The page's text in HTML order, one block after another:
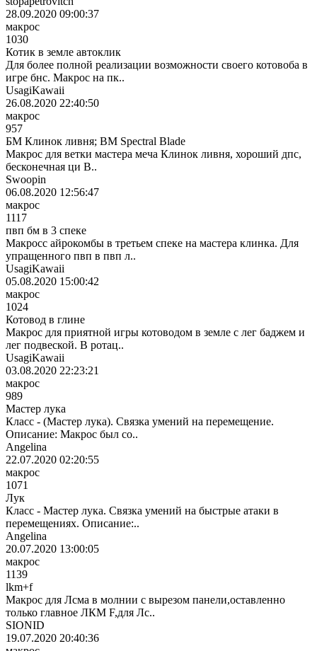
28.09.2020 09:00:37
макрос
1030
Котик в земле автоклик
Для более полной реализации возможности своего котовоба в
игре бнс. Макрос на пк..
UsagiKawaii
26.08.2020 22:40:50
макрос
957
БМ Клинок ливня; BM Spectral Blade
Макрос для ветки мастера меча Клинок ливня, хороший дпс,
бесконечная ци В..
Swoopin
06.08.2020 12:56:47
макрос
1117
пвп бм в 3 спеке
Макросс айрокомбы в третьем спеке на мастера клинка. Для
упращенного пвп в пвп л..
UsagiKawaii
05.08.2020 15:00:42
макрос
1024
Котовод в глине
Макрос для приятной игры котоводом в земле с лег баджем и
лег подвеской. В ротац..
UsagiKawaii
03.08.2020 22:23:21
макрос
989
Мастер лука
Класс - (Мастер лука). Связка умений на перемещение.
Описание: Макрос был со..
Angelina
22.07.2020 02:20:55
макрос
1071
Лук
Класс - Мастер лука. Связка умений на быстрые атаки в
перемещениях. Описание:..
Angelina
20.07.2020 13:00:05
макрос
1139
lkm+f
Макрос для Лсма в молнии с вырезом панели,оставленно
только главное ЛКМ F,для Лс..
SIONID
19.07.2020 20:40:36